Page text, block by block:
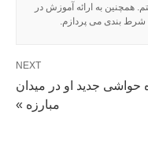
همچنین به ارائه آموزش در
شرط بندی می پردازم.
NEXT
حواشی جدید او در میدان
مبارزه »